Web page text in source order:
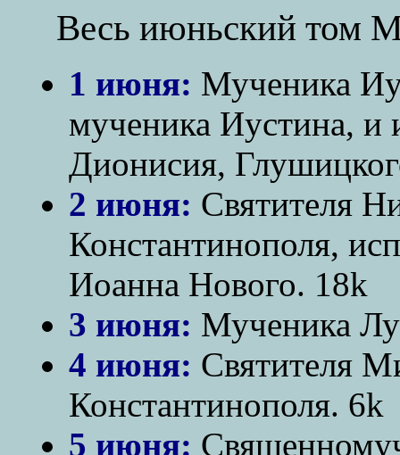
Весь июньский том
1 июня: Мученика
мученика Иустина,
Дионисия,
2 июня: Святителя
Константинополя,
Иоанна Нового. 18k
3 июня: Мученика
4 июня: Святителя
Константинополя. 6k
5 июня: